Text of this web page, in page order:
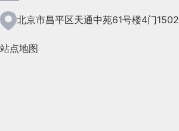
2021年5月(124)
北京市昌平区天通中苑61号楼4门1502
站点地图